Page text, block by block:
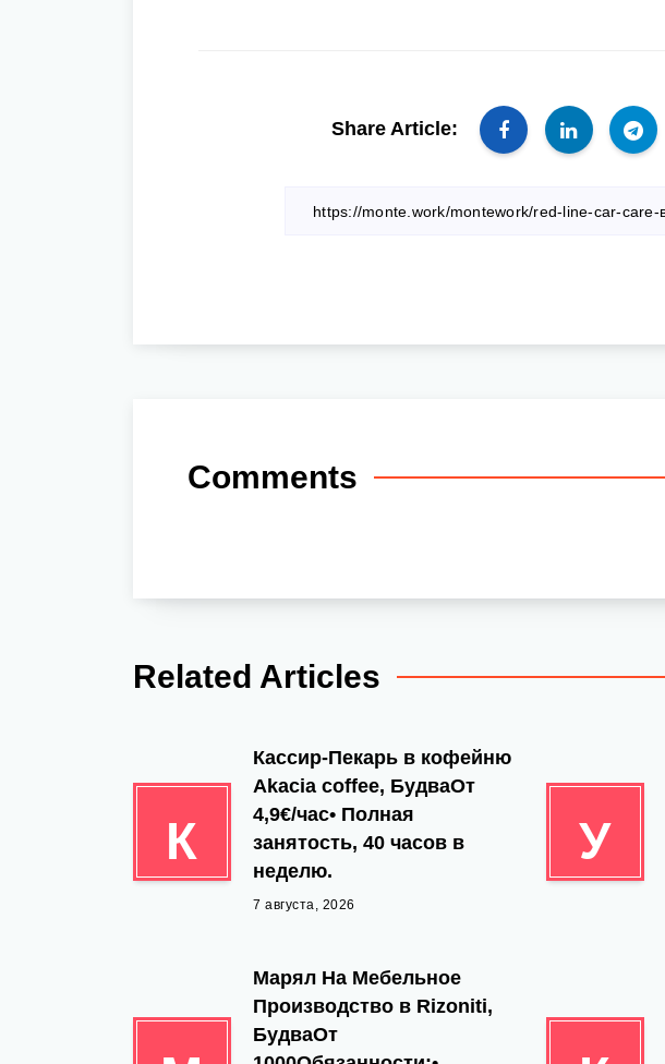
Share Article:
Comments
Related Articles
К
Кассир-Пекарь в кофейню
Akacia coffee, БудваОт
4,9€/час• Полная
занятость, 40 часов в
неделю.
7 августа, 2026
У
Марял На Мебельное
Производство в Rizoniti,
БудваОт